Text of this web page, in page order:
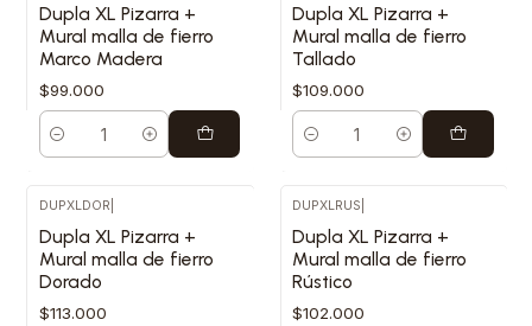
Dupla XL Pizarra +
Mural malla de fierro
Marco Madera
$99.000
Cantidad
Dupla XL Pizarra +
Mural malla de fierro
Tallado
$109.000
Cantidad
DUPXLDOR
Dupla XL Pizarra +
Mural malla de fierro
Dorado
$113.000
DUPXLRUS
Dupla XL Pizarra +
Mural malla de fierro
Rústico
$102.000